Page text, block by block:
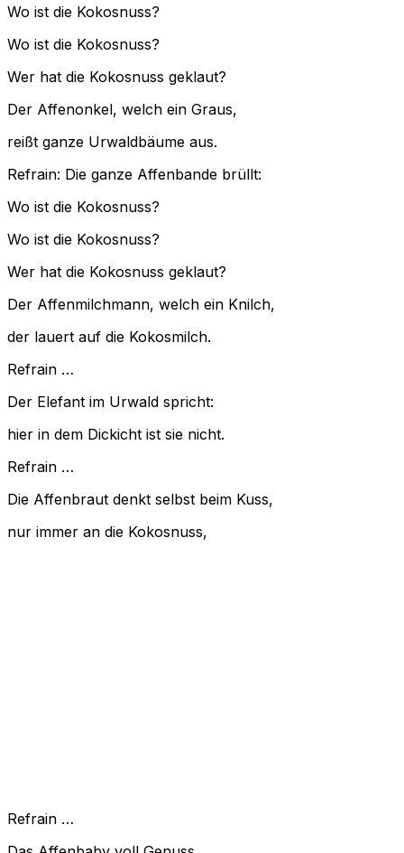
Wo ist die Kokosnuss?
Wo ist die Kokosnuss?
Wer hat die Kokosnuss geklaut?
Der Affenonkel, welch ein Graus,
reißt ganze Urwaldbäume aus.
Refrain: Die ganze Affenbande brüllt:
Wo ist die Kokosnuss?
Wo ist die Kokosnuss?
Wer hat die Kokosnuss geklaut?
Der Affenmilchmann, welch ein Knilch,
der lauert auf die Kokosmilch.
Refrain …
Der Elefant im Urwald spricht:
hier in dem Dickicht ist sie nicht.
Refrain …
Die Affenbraut denkt selbst beim Kuss,
nur immer an die Kokosnuss,
Refrain …